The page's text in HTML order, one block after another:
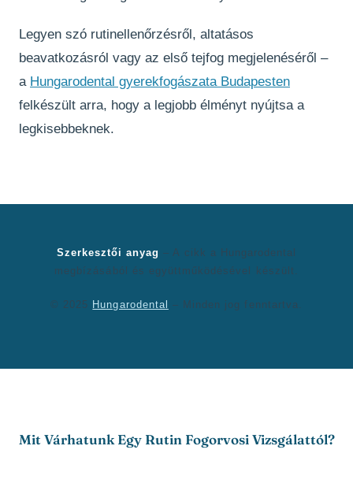
Legyen szó rutinellenőrzésről, altatásos
beavatkozásról vagy az első tejfog megjelenéséről –
a Hungarodental gyerekfogászata Budapesten
felkészült arra, hogy a legjobb élményt nyújtsa a
legkisebbeknek.
Szerkesztői anyag – A cikk a Hungarodental
megbízásából és együttműködésével készült.
© 2025 Hungarodental – Minden jog fenntartva.
Mit Várhatunk Egy Rutin Fogorvosi Vizsgálattól?